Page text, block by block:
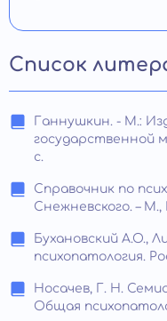
Список
Ганнушкин. - М.:
государственной
c.
Справочник по
Снежневского. – М.,
Бухановский А.О.,
психопатология.
Носачев, Г. Н.
Общая